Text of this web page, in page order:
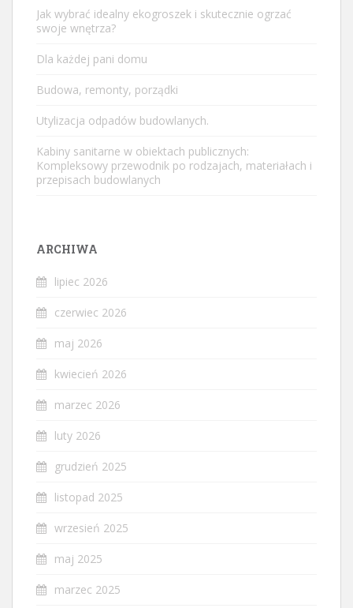
Jak wybrać idealny ekogroszek i skutecznie ogrzać
swoje wnętrza?
Dla każdej pani domu
Budowa, remonty, porządki
Utylizacja odpadów budowlanych.
Kabiny sanitarne w obiektach publicznych:
Kompleksowy przewodnik po rodzajach, materiałach i
przepisach budowlanych
ARCHIWA
lipiec 2026
czerwiec 2026
maj 2026
kwiecień 2026
marzec 2026
luty 2026
grudzień 2025
listopad 2025
wrzesień 2025
maj 2025
marzec 2025